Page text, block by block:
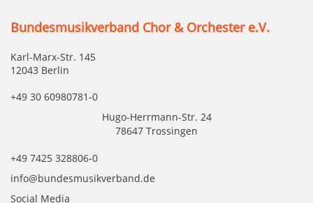
Bundesmusikverband Chor & Orchester e.V.
Karl-Marx-Str. 145
12043 Berlin
+49 30 60980781-0
Hugo-Herrmann-Str. 24
78647 Trossingen
+49 7425 328806-0
info@bundesmusikverband.de
Social Media